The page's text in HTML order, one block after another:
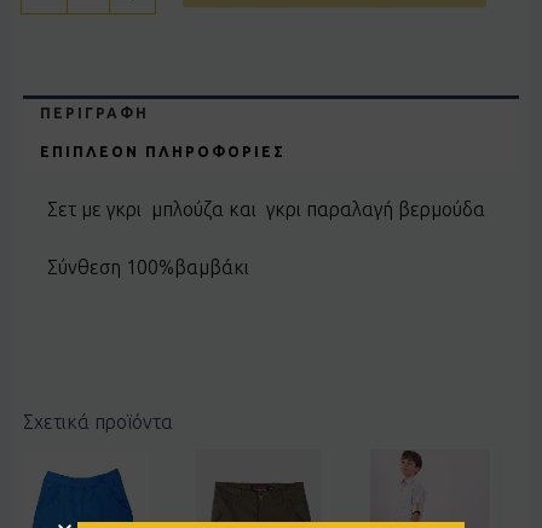
ΠΕΡΙΓΡΑΦΉ
ΕΠΙΠΛΈΟΝ ΠΛΗΡΟΦΟΡΊΕΣ
Σετ με γκρι μπλούζα και γκρι παραλαγή βερμούδα
Σύνθεση 100%βαμβάκι
Σχετικά προϊόντα